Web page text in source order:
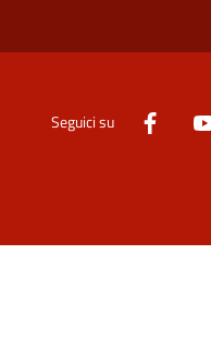
Seguici su